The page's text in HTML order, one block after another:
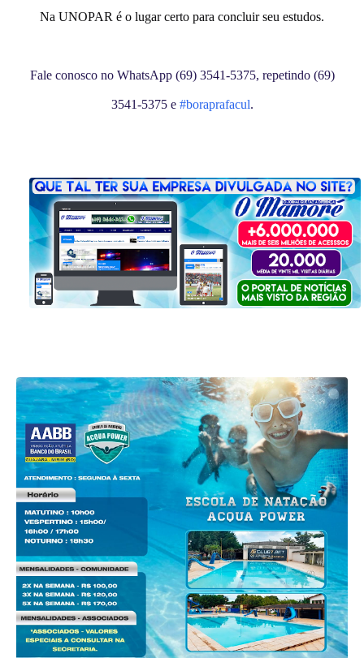
Na UNOPAR é o lugar certo para concluir seu estudos.
Fale conosco no WhatsApp (69) 3541-5375, repetindo (69)
3541-5375 e #boraprafacul.